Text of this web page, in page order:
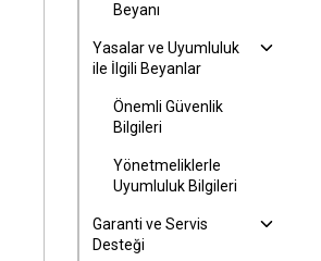
Beyanı
Yasalar ve Uyumluluk
ile İlgili Beyanlar
Önemli Güvenlik
Bilgileri
Yönetmeliklerle
Uyumluluk Bilgileri
Garanti ve Servis
Desteği